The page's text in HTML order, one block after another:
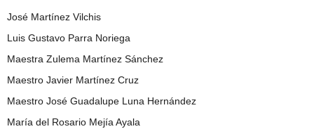
José Martínez Vilchis
Luis Gustavo Parra Noriega
Maestra Zulema Martínez Sánchez
Maestro Javier Martínez Cruz
Maestro José Guadalupe Luna Hernández
María del Rosario Mejía Ayala